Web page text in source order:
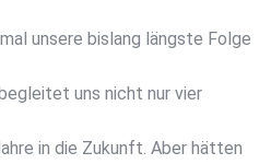
unsere bislang längste Folge
uns nicht nur vier
in die Zukunft. Aber hätten